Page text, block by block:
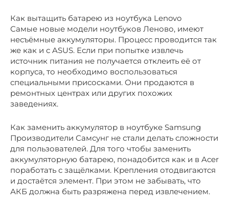
Как вытащить батарею из ноутбука Lenovo
Самые новые модели ноутбуков Леново, имеют
несъёмные аккумуляторы. Процесс проводится так
же как и с ASUS. Если при попытке извлечь
источник питания не получается отклеить её от
корпуса, то необходимо воспользоваться
специальными присосками. Они продаются в
ремонтных центрах или других похожих
заведениях.
Как заменить аккумулятор в ноутбуке Samsung
Производители Самсунг не стали делать сложности
для пользователей. Для того чтобы заменить
аккумуляторную батарею, понадобится как и в Acer
поработать с защёлками. Крепления отодвигаются
и достаётся элемент. При этом не забывать, что
АКБ должна быть разряжена перед извлечением.